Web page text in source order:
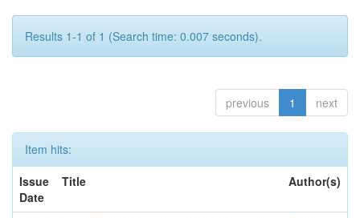
Results 1-1 of 1 (Search time: 0.007 seconds).
previous 1 next
Item hits:
Issue
Date
Title Author(s)